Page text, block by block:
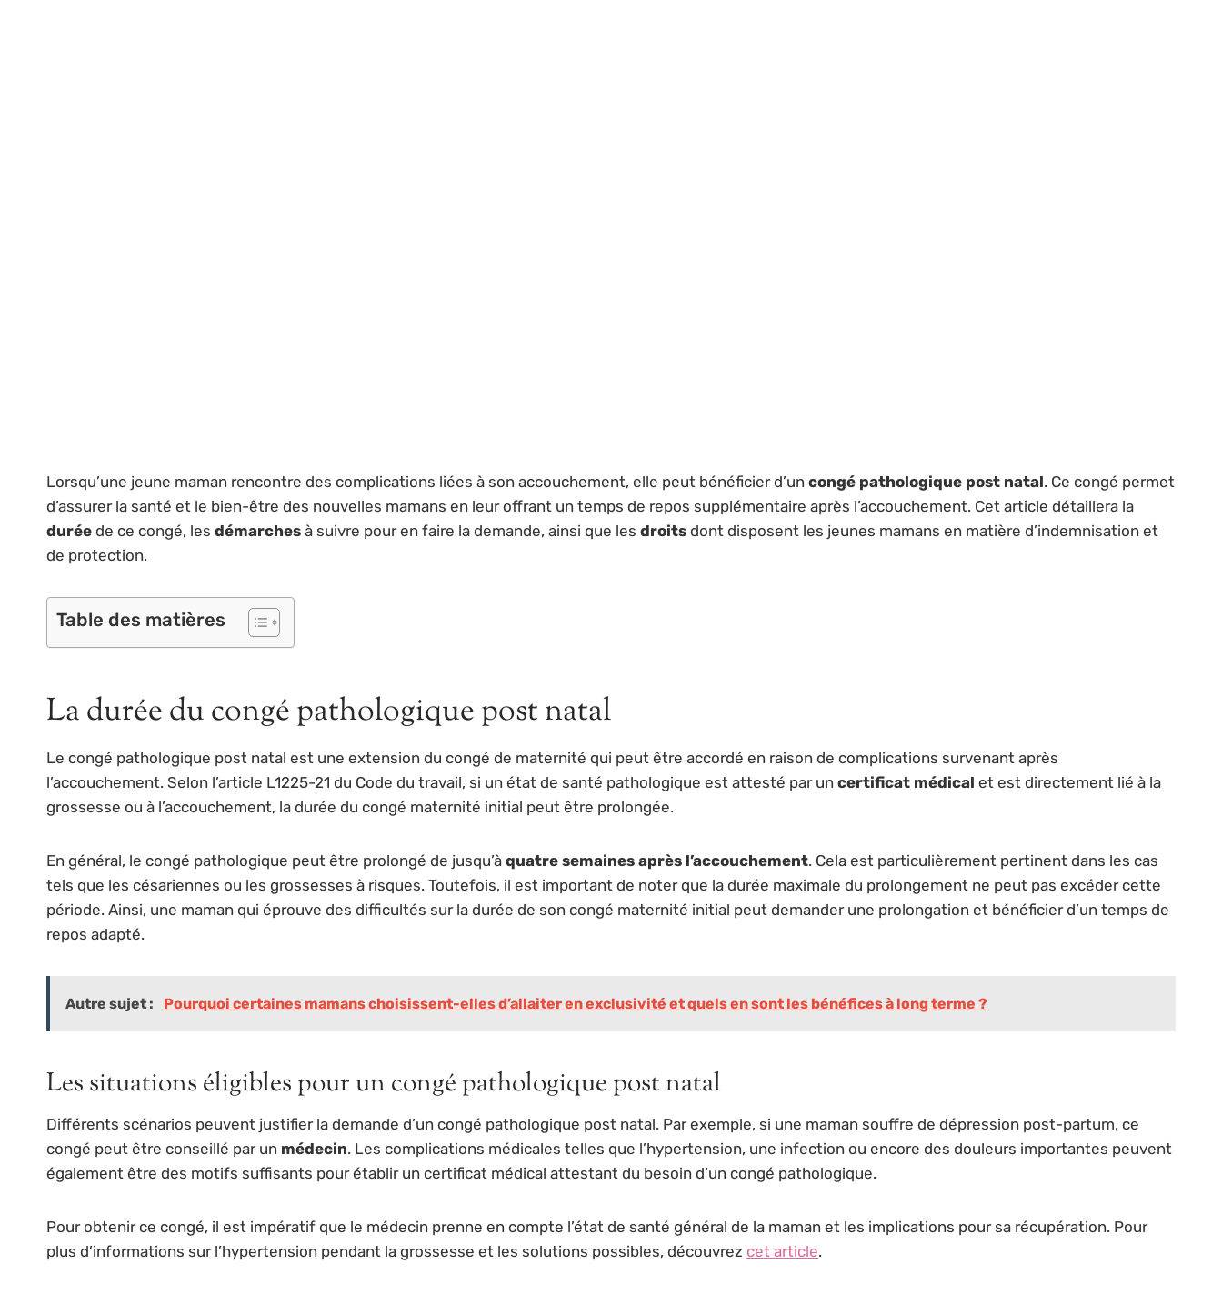
Lorsqu’une jeune maman rencontre des complications liées à son accouchement, elle peut bénéficier d’un congé pathologique post natal. Ce congé permet
d’assurer la santé et le bien-être des nouvelles mamans en leur offrant un temps de repos supplémentaire après l’accouchement. Cet article détaillera la
durée de ce congé, les démarches à suivre pour en faire la demande, ainsi que les droits dont disposent les jeunes mamans en matière d’indemnisation et
de protection.
Table des matières
La durée du congé pathologique post natal
Le congé pathologique post natal est une extension du congé de maternité qui peut être accordé en raison de complications survenant après
l’accouchement. Selon l’article L1225-21 du Code du travail, si un état de santé pathologique est attesté par un certificat médical et est directement lié à la
grossesse ou à l’accouchement, la durée du congé maternité initial peut être prolongée.
En général, le congé pathologique peut être prolongé de jusqu’à quatre semaines après l’accouchement. Cela est particulièrement pertinent dans les cas
tels que les césariennes ou les grossesses à risques. Toutefois, il est important de noter que la durée maximale du prolongement ne peut pas excéder cette
période. Ainsi, une maman qui éprouve des difficultés sur la durée de son congé maternité initial peut demander une prolongation et bénéficier d’un temps de
repos adapté.
Autre sujet : Pourquoi certaines mamans choisissent-elles d’allaiter en exclusivité et quels en sont les bénéfices à long terme ?
Les situations éligibles pour un congé pathologique post natal
Différents scénarios peuvent justifier la demande d’un congé pathologique post natal. Par exemple, si une maman souffre de dépression post-partum, ce
congé peut être conseillé par un médecin. Les complications médicales telles que l’hypertension, une infection ou encore des douleurs importantes peuvent
également être des motifs suffisants pour établir un certificat médical attestant du besoin d’un congé pathologique.
Pour obtenir ce congé, il est impératif que le médecin prenne en compte l’état de santé général de la maman et les implications pour sa récupération. Pour
plus d’informations sur l’hypertension pendant la grossesse et les solutions possibles, découvrez cet article.